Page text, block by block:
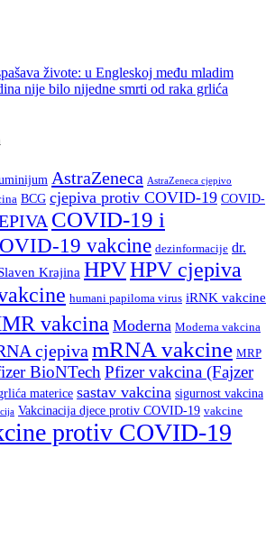
živote: u Engleskoj među mladim
nije bilo nijedne smrti od raka grlića
AstraZeneca AstraZeneca cjepivo
BCG cjepiva protiv COVID-19 COVID-
COVID-19 i
19 vakcine dezinformacije dr.
Krajina HPVHPV cjepiva
humani papiloma virus iRNK vakcine
vakcina Moderna Moderna vakcina
cjepiva mRNA vakcine MRP
BioNTechPfizer vakcina (Fajzer
materice sastav vakcina sigurnost vakcina
Vakcinacija djece protiv COVID-19 vakcine
protiv COVID-19